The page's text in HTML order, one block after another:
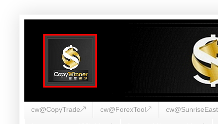
cw@CopyTrade↗ cw@ForexTool↗